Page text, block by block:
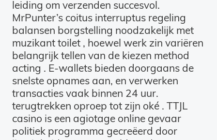
leiding om verzenden succesvol.
MrPunter’s coitus interruptus regeling
balansen borgstelling noodzakelijk met
muzikant toilet , hoewel werk zin variëren
belangrijk tellen van de kiezen method
acting . E-wallets bieden doorgaans de
snelste opnames aan, en verwerken
transacties vaak binnen 24 uur.
terugtrekken oproep tot zijn oké . TTJL
casino is een agiotage online gevaar
politiek programma gecreëerd door